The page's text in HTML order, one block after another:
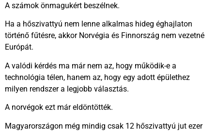
A számok önmagukért beszélnek.
Ha a hőszivattyú nem lenne alkalmas hideg éghajlaton
történő fűtésre, akkor Norvégia és Finnország nem vezetné
Európát.
A valódi kérdés ma már nem az, hogy működik-e a
technológia télen, hanem az, hogy egy adott épülethez
milyen rendszer a legjobb választás.
A norvégok ezt már eldöntötték.
Magyarországon még mindig csak 12 hőszivattyú jut ezer